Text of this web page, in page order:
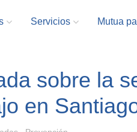
Servicios Mutua
sobre la
en